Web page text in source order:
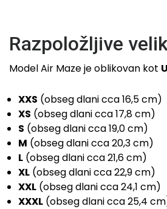
Razpoložljive
Model Air Maze je oblikovan kot
XXS (obseg dlani cca 16,5 cm)
XS (obseg dlani cca 17,8 cm)
S (obseg dlani cca 19,0 cm)
M (obseg dlani cca 20,3 cm)
L (obseg dlani cca 21,6 cm)
XL (obseg dlani cca 22,9 cm)
XXL (obseg dlani cca 24,1 cm)
XXXL (obseg dlani cca 25,4